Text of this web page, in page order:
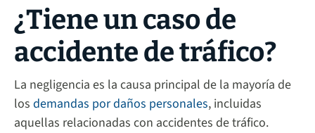
¿Tiene un caso de
accidente de tráfico?
La negligencia es la causa principal de la mayoría de
los demandas por daños personales, incluidas
aquellas relacionadas con accidentes de tráfico.